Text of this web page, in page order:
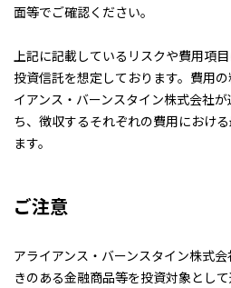
面等でご確認ください。
上記に記載しているリスクや費用項
投資信託を想定しております。費用
イアンス・バーンスタイン株式会社
ち、徴収するそれぞれの費用におけ
ます。
ご注意
アライアンス・バーンスタイン株式
きのある金融商品等を投資対象とし